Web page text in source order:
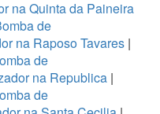
na Quinta da Paineira
de
na Raposo Tavares|
de
na Republica |
de